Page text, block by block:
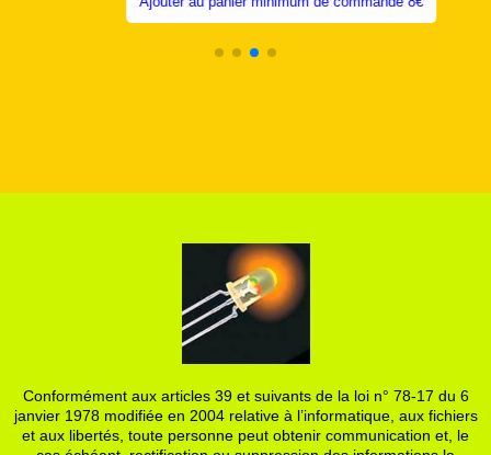
Conformément aux articles 39 et suivants de la loi n° 78-17 du 6
janvier 1978 modifiée en 2004 relative à l’informatique, aux fichiers
et aux libertés, toute personne peut obtenir communication et, le